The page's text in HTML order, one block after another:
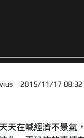
2015/11/17 08:32
天在喊經濟不景氣